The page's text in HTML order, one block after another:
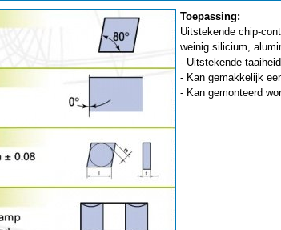
Toepassing:
Uitstekende chip-
weinig silicium,
- Uitstekende
- Kan gemakkelijk
- Kan gemonteerd